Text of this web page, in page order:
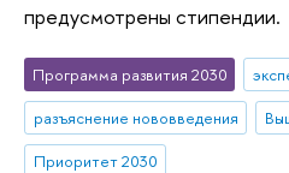
предусмотрены стипендии.
Программа развития 2030
разъяснение нововведения
Приоритет 2030